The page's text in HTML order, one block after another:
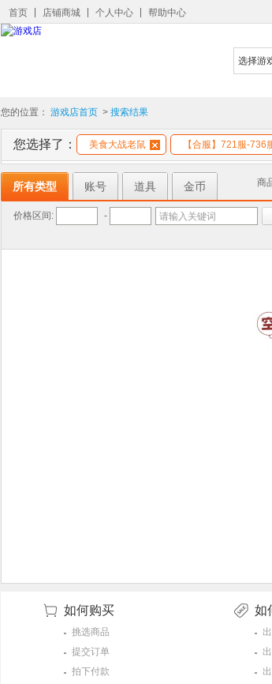
首页 店铺商城 个人中心 帮助中心
选择游
您的位置： 游戏店首页 > 搜索结果
您选择了： 美食大战老鼠 【合服】721服-736
所有类型 账号 道具 金币 商
价格区间: - 请输入关键词
如何购买
挑选商品
提交订单
拍下付款
如